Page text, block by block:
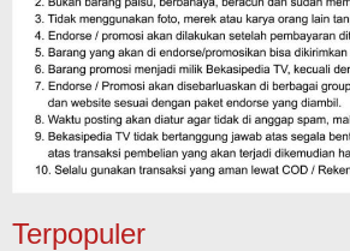
Terpopuler